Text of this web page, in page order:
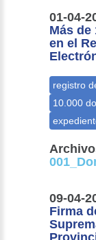
01-04-
Más
en el
09-04-
Firma